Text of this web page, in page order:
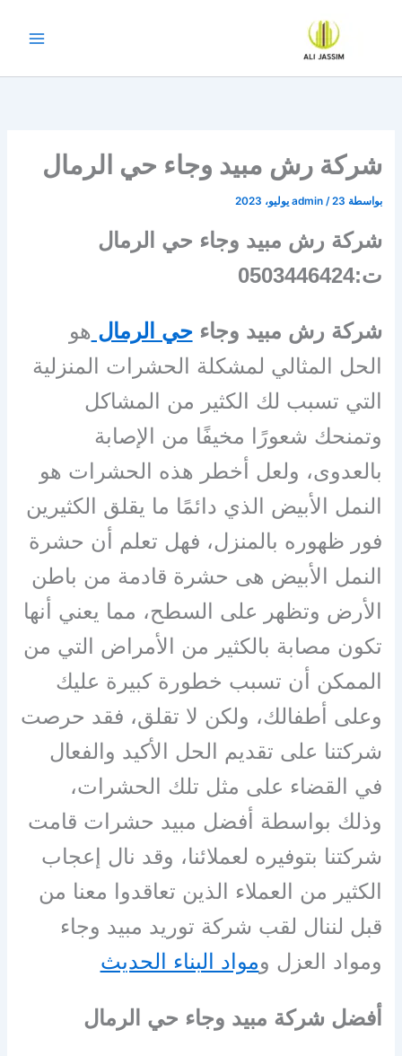
شركة رش مبيد وجاء حي الرمال
بواسطة admin /23 يوليو، 2023
شركة رش مبيد وجاء حي الرمال
ت:0503446424
شركة رش مبيد وجاء حي الرمال هو
الحل المثالي لمشكلة الحشرات المنزلية
التي تسبب لك الكثير من المشاكل
وتمنحك شعورًا مخيفًا من الإصابة
بالعدوى، ولعل أخطر هذه الحشرات هو
النمل الأبيض الذي دائمًا ما يقلق الكثيرين
فور ظهوره بالمنزل، فهل تعلم أن حشرة
النمل الأبيض هى حشرة قادمة من باطن
الأرض وتظهر على السطح، مما يعني أنها
تكون مصابة بالكثير من الأمراض التي من
الممكن أن تسبب خطورة كبيرة عليك
وعلى أطفالك، ولكن لا تقلق، فقد حرصت
شركتنا على تقديم الحل الأكيد والفعال
في القضاء على مثل تلك الحشرات،
وذلك بواسطة أفضل مبيد حشرات قامت
شركتنا بتوفيره لعملائنا، وقد نال إعجاب
الكثير من العملاء الذين تعاقدوا معنا من
قبل لننال لقب شركة توريد مبيد وجاء
ومواد العزل ومواد البناء الحديث
أفضل شركة مبيد وجاء حي الرمال